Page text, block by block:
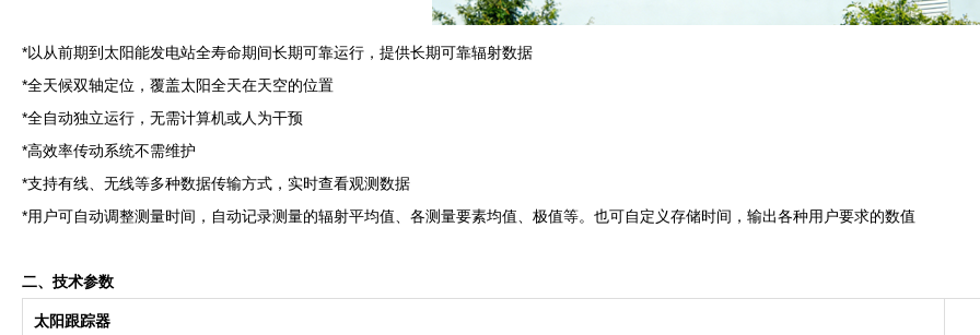
*以从前期到太阳能发电站全寿命期间长期可靠运行，提供长期可靠辐射数据
*全天候双轴定位，覆盖太阳全天在天空的位置
*全自动独立运行，无需计算机或人为干预
*高效率传动系统不需维护
*支持有线、无线等多种数据传输方式，实时查看观测数据
*用户可自动调整测量时间，自动记录测量的辐射平均值、各测量要素均值、极值等。也可自定义存储时间，输出各种用户要求的数值
二、技术参数
太阳跟踪器